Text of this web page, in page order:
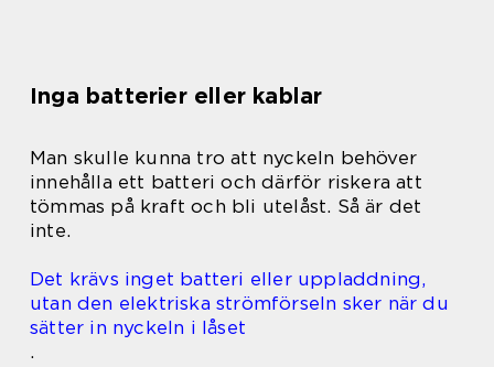
Inga batterier eller kablar
Man skulle kunna tro att nyckeln behöver
innehålla ett batteri och därför riskera att
tömmas på kraft och bli utelåst. Så är det
inte.
Det krävs inget batteri eller uppladdning,
utan den elektriska strömförseln sker när du
sätter in nyckeln i låset
.